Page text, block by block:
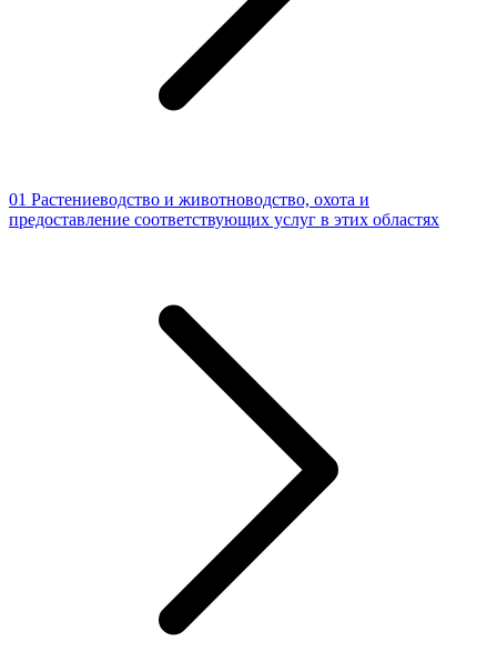
01 Растениеводство и животноводство, охота и
предоставление соответствующих услуг в этих областях